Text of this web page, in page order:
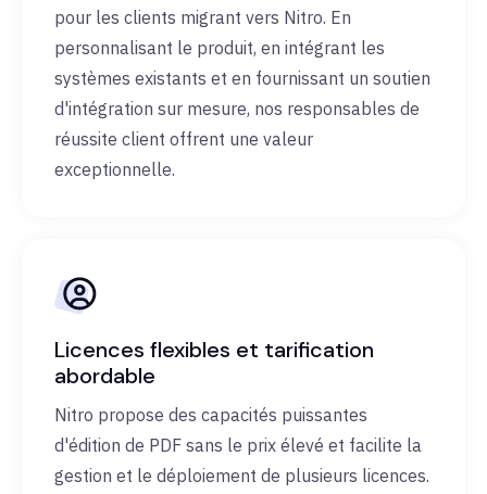
pour les clients migrant vers Nitro. En
personnalisant le produit, en intégrant les
systèmes existants et en fournissant un soutien
d'intégration sur mesure, nos responsables de
réussite client offrent une valeur
exceptionnelle.
Licences flexibles et tarification
abordable
Nitro propose des capacités puissantes
d'édition de PDF sans le prix élevé et facilite la
gestion et le déploiement de plusieurs licences.